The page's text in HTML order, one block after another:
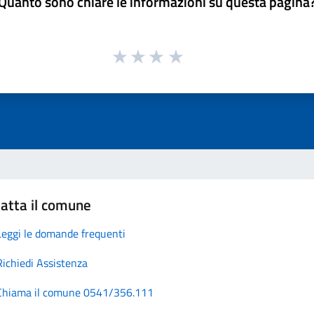
il comune
le domande frequenti
Assistenza
il comune 0541/356.111